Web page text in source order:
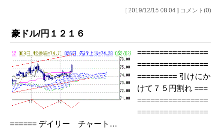
[ 2019/12/15 08:04 ] コメント(0)
豪ドル/円１２１６
================
================
========= 引けにか
けて７５円割れ ===
================
================
====== デイリー チャート…